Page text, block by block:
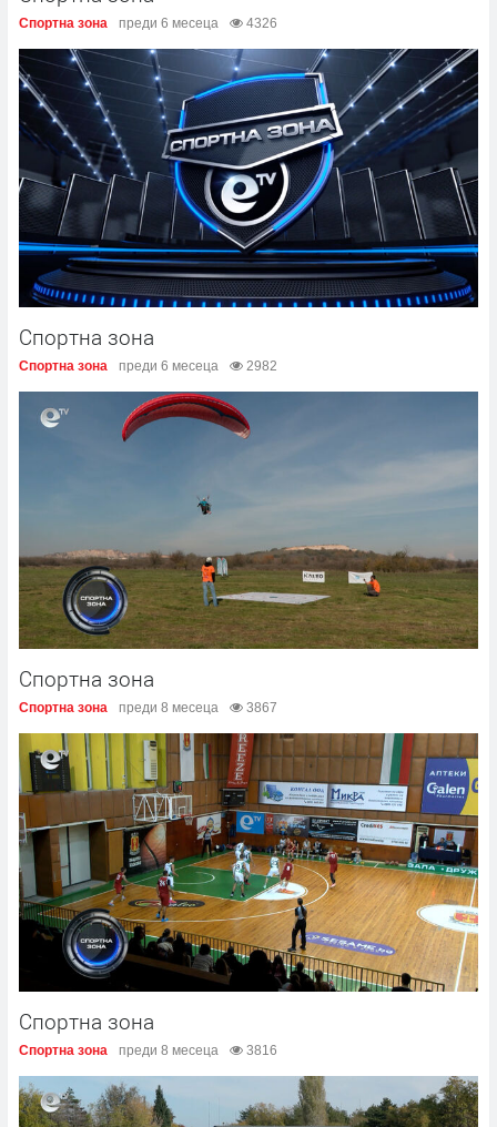
Спортна зона преди 6 месеца 4326
Спортна зона
Спортна зона преди 6 месеца 2982
Спортна зона
Спортна зона преди 8 месеца 3867
Спортна зона
Спортна зона преди 8 месеца 3816